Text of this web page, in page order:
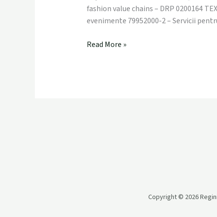
fashion value chains – DRP 0200164
evenimente 79952000-2 – Servicii
Organizare
Evenimente
Read More »
Copyright © 2026